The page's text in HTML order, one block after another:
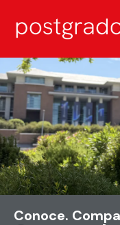
Conoce.